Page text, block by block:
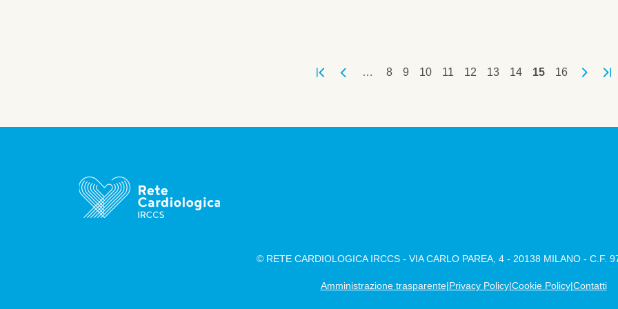
Prima pagina
Pagina precedente
… Pagina
8 Pagina
9 Pagina
10 Pagina
11 Pagina
12 Pagina
13 Pagina
14 Pagina attuale
15 Pagina
16 Pagina
© RETE CARDIOLOGICA IRCCS - VIA CARLO PAREA, 4 - 20138 MILANO - C.F.
Amministrazione trasparente Privacy Policy Cookie Policy Contatti